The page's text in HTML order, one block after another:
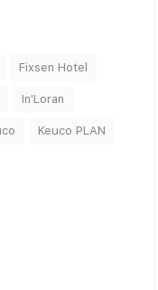
Fixsen Hotel
In'Loran
Keuco PLAN